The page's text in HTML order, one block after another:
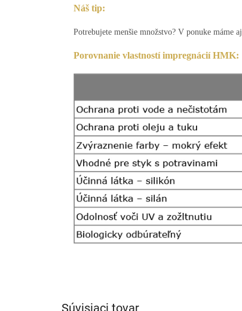
Náš tip:
Potrebujete menšie množstvo? V ponuke máme aj
Porovnanie vlastností impregnácií HMK:
Súvisiaci tovar